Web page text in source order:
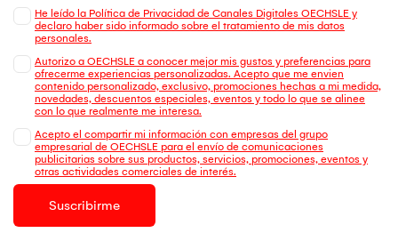
He leído la Política de Privacidad de Canales Digitales OECHSLE y
declaro haber sido informado sobre el tratamiento de mis datos
personales.
Autorizo a OECHSLE a conocer mejor mis gustos y preferencias para
ofrecerme experiencias personalizadas. Acepto que me envien
contenido personalizado, exclusivo, promociones hechas a mi medida,
novedades, descuentos especiales, eventos y todo lo que se alinee
con lo que realmente me interesa.
Acepto el compartir mi información con empresas del grupo
empresarial de OECHSLE para el envío de comunicaciones
publicitarias sobre sus productos, servicios, promociones, eventos y
otras actividades comerciales de interés.
Suscribirme